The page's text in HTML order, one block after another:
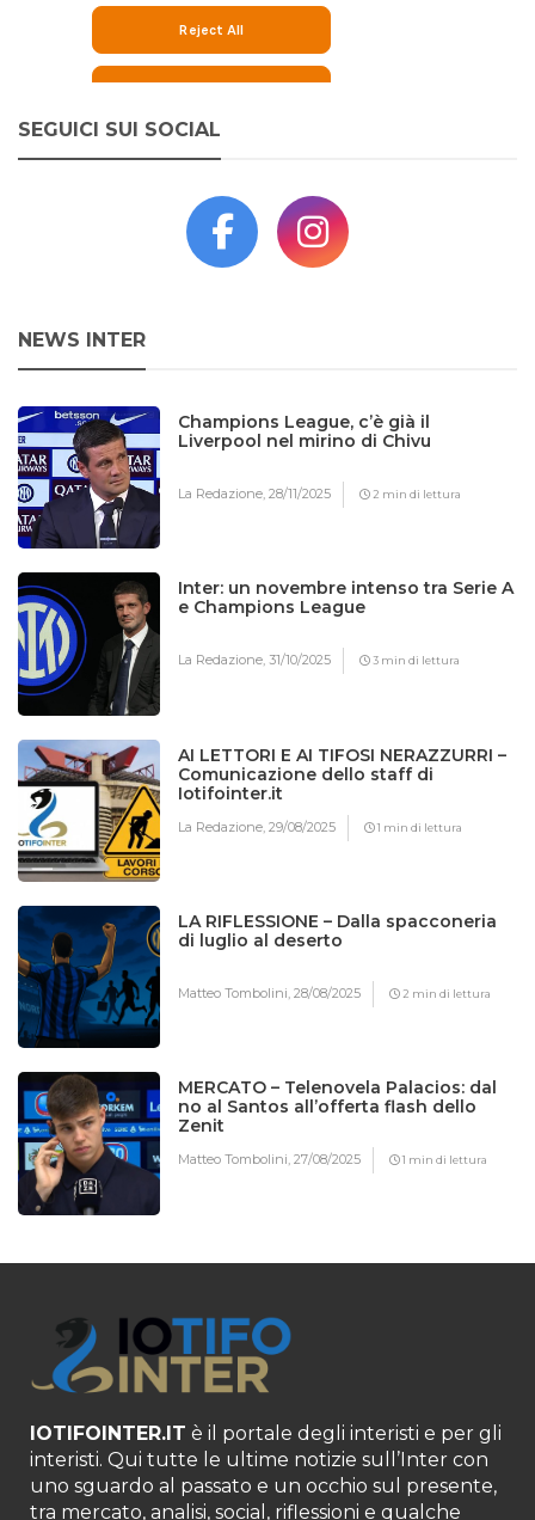
SEGUICI SUI SOCIAL
NEWS INTER
Champions League, c’è già il
Liverpool nel mirino di Chivu
La Redazione,28/11/2025 2 min di lettura
Inter: un novembre intenso tra Serie A
e Champions League
La Redazione,31/10/2025 3 min di lettura
AI LETTORI E AI TIFOSI NERAZZURRI –
Comunicazione dello staff di
Iotifointer.it
La Redazione,29/08/2025 1 min di lettura
LA RIFLESSIONE – Dalla spacconeria
di luglio al deserto
Matteo Tombolini,28/08/2025 2 min di lettura
MERCATO – Telenovela Palacios: dal
no al Santos all’offerta flash dello
Zenit
Matteo Tombolini,27/08/2025 1 min di lettura
IOTIFOINTER.IT è il portale degli interisti e per gli
interisti. Qui tutte le ultime notizie sull’Inter con
uno sguardo al passato e un occhio sul presente,
tra mercato, analisi, social, riflessioni e qualche